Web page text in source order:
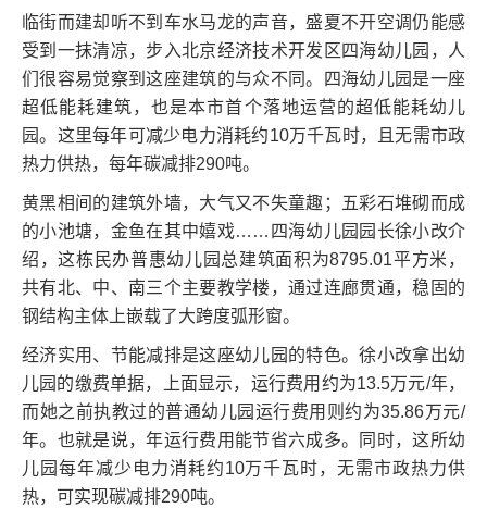
临街而建却听不到车水马龙的声音，盛夏不开空调仍能感
受到一抹清凉，步入北京经济技术开发区四海幼儿园，人
们很容易觉察到这座建筑的与众不同。四海幼儿园是一座
超低能耗建筑，也是本市首个落地运营的超低能耗幼儿
园。这里每年可减少电力消耗约10万千瓦时，且无需市政
热力供热，每年碳减排290吨。
黄黑相间的建筑外墙，大气又不失童趣；五彩石堆砌而成
的小池塘，金鱼在其中嬉戏……四海幼儿园园长徐小改介
绍，这栋民办普惠幼儿园总建筑面积为8795.01平方米，
共有北、中、南三个主要教学楼，通过连廊贯通，稳固的
钢结构主体上嵌载了大跨度弧形窗。
经济实用、节能减排是这座幼儿园的特色。徐小改拿出幼
儿园的缴费单据，上面显示，运行费用约为13.5万元/年，
而她之前执教过的普通幼儿园运行费用则约为35.86万元/
年。也就是说，年运行费用能节省六成多。同时，这所幼
儿园每年减少电力消耗约10万千瓦时，无需市政热力供
热，可实现碳减排290吨。